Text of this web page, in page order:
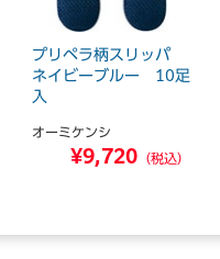
プリペラ柄スリッパ
ネイビーブルー 10足
入
オーミケンシ
¥9,720 （税込）